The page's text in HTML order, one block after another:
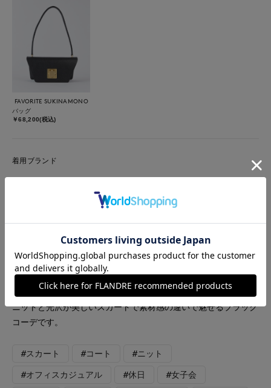
FAVORITE SUKINAMONO
バッグ
￥68,200(税込)
着用ブランド
【着用カラー・サイズ】コート:チャコールグレー ニット・ス
カート:ブラック 全て9号 モノトーンでまとめた年末年始お出
かけコーディネート。重さを感じにくい軽さが魅力のコートは1
日着ていても肩が凝らず快適にお過ごしいただけます。ふわふわ
ニットと光沢が美しいスカートで素材感の違いで魅せるブラック
コーデです。
#スカート #コート #ニット
#オフィスカジュアル #休日 #女子会